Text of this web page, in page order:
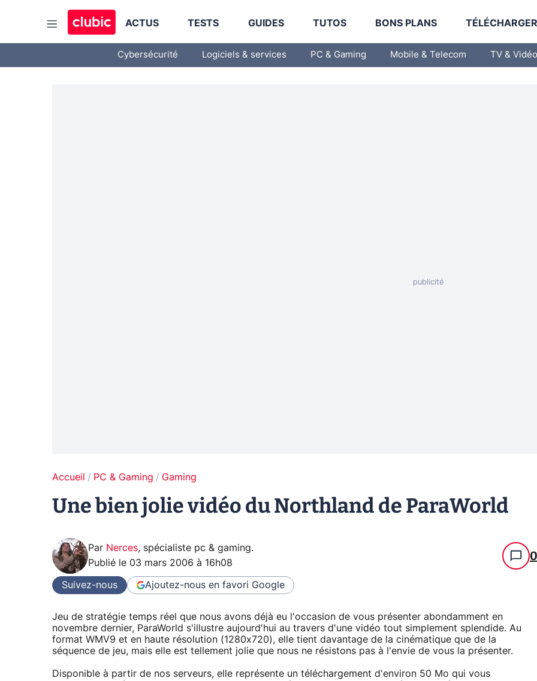
ACTUS TESTS GUIDES TUTOS BONS PLANS
Cybersécurité Logiciels & services PC & Gaming Mobile & Telecom TV & Vidéo
Accueil PC & Gaming Gaming
Une bien jolie vidéo du Northland de ParaWorld
Par Nerces, spécialiste pc & gaming.
Publié le 03 mars 2006 à 16h08 0
Suivez-nous Ajoutez-nous en favori Google
Jeu de stratégie temps réel que nous avons déjà eu l'occasion de vous présenter abondamment en
novembre dernier, ParaWorld s'illustre aujourd'hui au travers d'une vidéo tout simplement splendide. Au
format WMV9 et en haute résolution (1280x720), elle tient davantage de la cinématique que de la
séquence de jeu, mais elle est tellement jolie que nous ne résistons pas à l'envie de vous la présenter.
Disponible à partir de nos serveurs, elle représente un téléchargement d'environ 50 Mo qui vous